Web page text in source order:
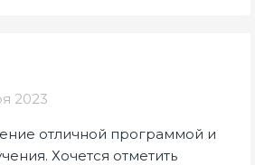
2023
отличной программой и
Хочется отметить